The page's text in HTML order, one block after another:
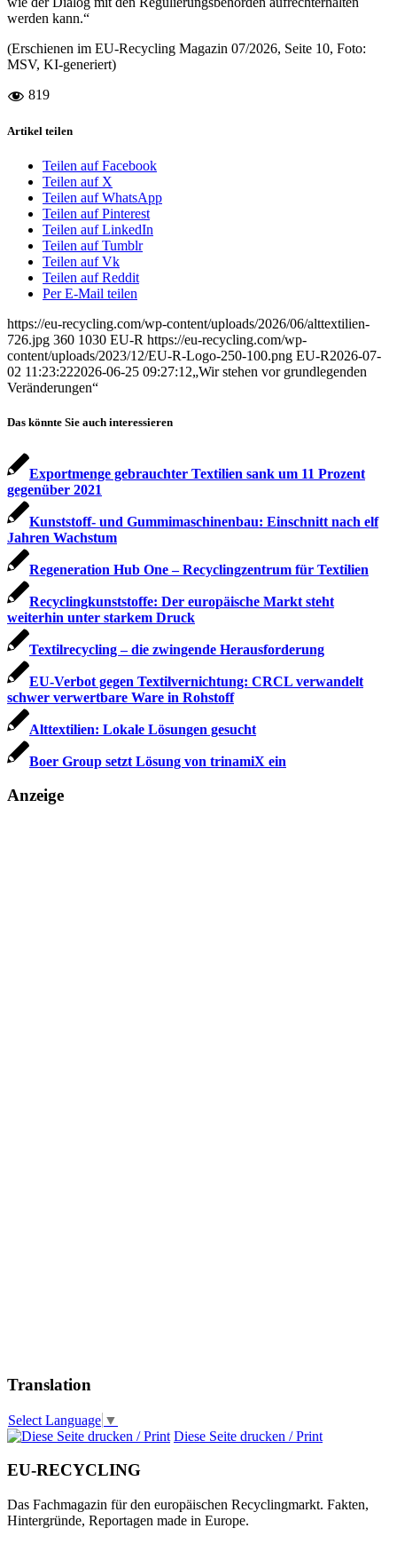
werden kann.“
(Erschienen im EU-Recycling Magazin 07/2026, Seite 10, Foto:
MSV, KI-generiert)
819
Artikel teilen
Teilen auf Facebook
Teilen auf X
Teilen auf WhatsApp
Teilen auf Pinterest
Teilen auf LinkedIn
Teilen auf Tumblr
Teilen auf Vk
Teilen auf Reddit
Per E-Mail teilen
https://eu-recycling.com/wp-content/uploads/2026/06/alttextilien-
726.jpg 360 1030 EU-R https://eu-recycling.com/wp-
content/uploads/2023/12/EU-R-Logo-250-100.png EU-R2026-07-
02 11:23:222026-06-25 09:27:12„Wir stehen vor grund­legenden
Veränderungen“
Das könnte Sie auch interessieren
Exportmenge gebrauchter Textilien sank um 11 Prozent
gegenüber 2021
Kunststoff- und Gummimaschinenbau: Einschnitt nach elf
Jahren Wachstum
Regeneration Hub One – Recyclingzentrum für Textilien
Recyclingkunststoffe: Der europäische Markt steht
weiterhin unter starkem Druck
Textilrecycling – die zwingende Herausforderung
EU-Verbot gegen Textilvernichtung: CRCL verwandelt
schwer verwertbare Ware in Rohstoff
Alttextilien: Lokale Lösungen gesucht
Boer Group setzt Lösung von trinamiX ein
Anzeige
Translation
Select Language ▼
Diese Seite drucken / Print
EU-RECYCLING
Das Fachmagazin für den europäischen Recyclingmarkt. Fakten,
Hintergründe, Reportagen made in Europe.